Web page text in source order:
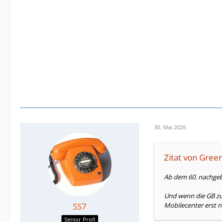
SS7
Senior Profi
30. Mai 2026
Zitat von
Ab dem 60.
Und wenn die GB
Mobilecenter erst